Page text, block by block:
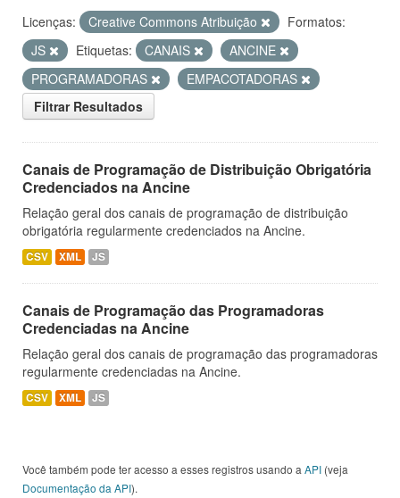
Licenças: Creative Commons Atribuição
Formatos:
JS
Etiquetas: CANAIS
ANCINE
PROGRAMADORAS
EMPACOTADORAS
Filtrar Resultados
Canais de Programação de Distribuição Obrigatória
Credenciados na Ancine
Relação geral dos canais de programação de distribuição
obrigatória regularmente credenciados na Ancine.
CSV XML JS
Canais de Programação das Programadoras
Credenciadas na Ancine
Relação geral dos canais de programação das programadoras
regularmente credenciadas na Ancine.
CSV XML JS
Você também pode ter acesso a esses registros usando a API (veja
Documentação da API).